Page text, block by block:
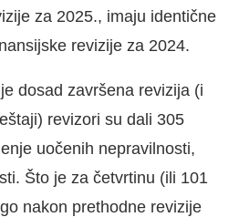
za 2025., imaju identične
revizije za 2024.
dosad završena revizija (i
revizori su dali 305
uočenih nepravilnosti,
Što je za četvrtinu (ili 101
nakon prethodne revizije